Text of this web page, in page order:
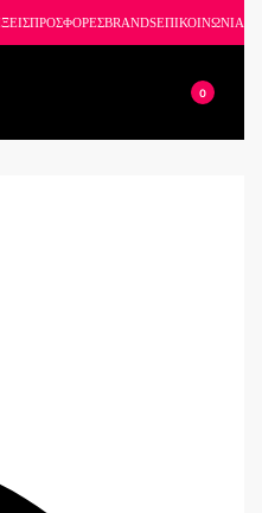
ΠΡΟΣΦΟΡΕΣBRANDSΕΠΙΚΟΙΝΩΝΙΑ
0